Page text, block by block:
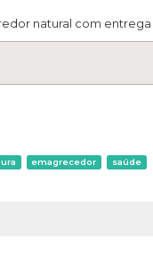
natural com entrega
emagrecedor saúde